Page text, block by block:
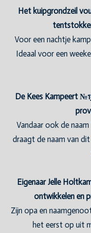
Het kuipgrondzeil
Voor een nachtje
Ideaal voor een
De Kees Kampeert
Vandaar ook de
draagt de naam van
Eigenaar Jelle
ontwikkelen en
Zijn opa en
het eerst op uit